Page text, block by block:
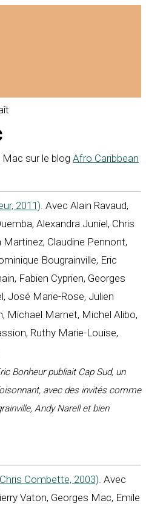
Mac sur le blog Afro Caribbean
2011). Avec Alain Ravaud,
Alexandra Juniel, Chris
Claudine Pennont,
Bougrainville, Eric
Fabien Cyprien, Georges
José Marie-Rose, Julien
Michael Marnet, Michel Alibo,
Ruthy Marie-Louise,
Bonheur publiait Cap Sud, un
avec des invités comme
Andy Narell et bien
Combette, 2003). Avec
Vaton, Georges Mac, Emile